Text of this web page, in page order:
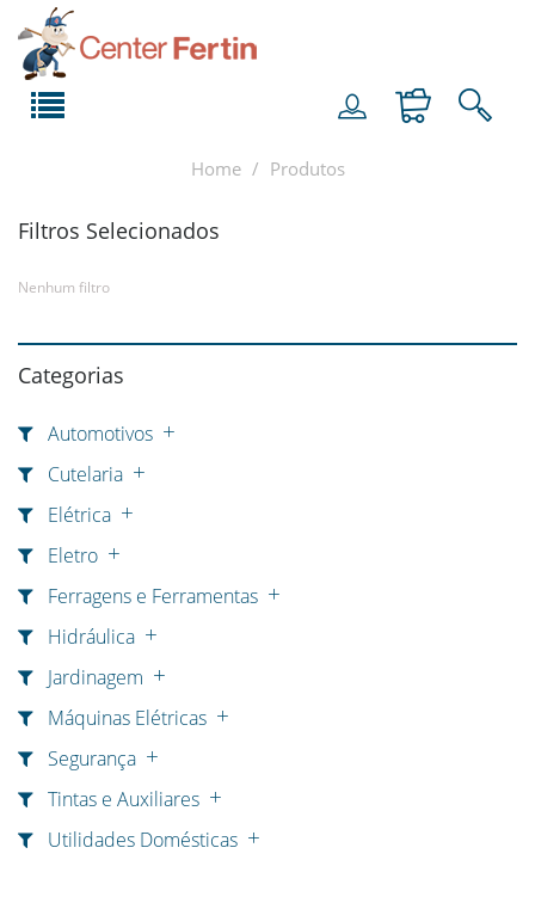
Home Produtos
Filtros Selecionados
Nenhum filtro
Categorias
Automotivos
Cutelaria
Elétrica
Eletro
Ferragens e Ferramentas
Hidráulica
Jardinagem
Máquinas Elétricas
Segurança
Tintas e Auxiliares
Utilidades Domésticas